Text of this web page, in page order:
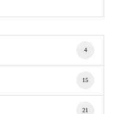
4
15
21